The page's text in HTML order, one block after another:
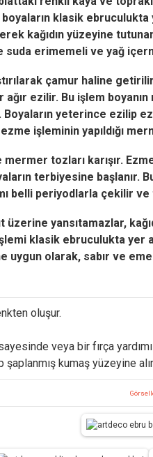
boyaların klasik
kağıdın yüzeyine
suda erimemeli ve yağ
çamur haline
ağır ezilir. Bu işlem
Boyaların yeterince ezilip
işleminin yapıldığı
tozları karışır.
terbiyesine başlanır.
belli periyodlarla çekilir
yansıtamazlar,
işlemi klasik ebruculukta yer
uygun olarak, sabır ve
oluşur.
veya bir fırça
kumaş yüzeyine